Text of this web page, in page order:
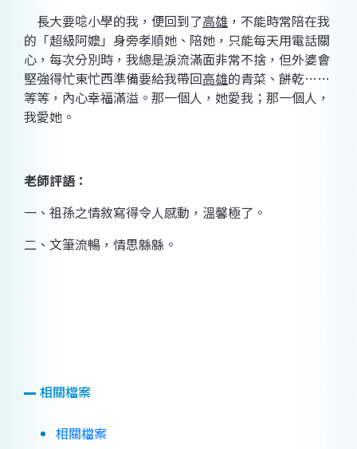
長大要唸小學的我，便回到了高雄 ，不能時常陪在我
的「超級阿嬤」身旁孝順她、陪她，只能每天用電話關
心，每次分別時，我總是淚流滿面非常不捨，但外婆會
堅強得忙東忙西準備要給我帶回高雄的青菜、餅乾……
等等，內心幸福滿溢。那一個人，她愛我；那一個人，
我愛她。
老師評語：
一、 祖孫之情敘寫得令人感動，溫馨極了。
二、 文筆流暢，情思緜緜。
相關檔案
相關檔案